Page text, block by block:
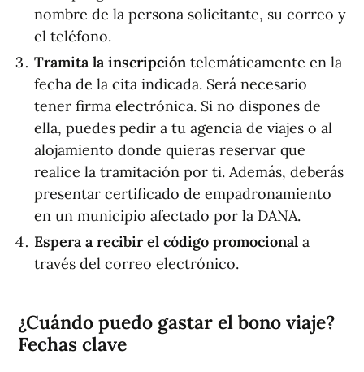
nombre de la persona solicitante, su correo y
el teléfono.
Tramita la inscripción telemáticamente en la
fecha de la cita indicada. Será necesario
tener firma electrónica. Si no dispones de
ella, puedes pedir a tu agencia de viajes o al
alojamiento donde quieras reservar que
realice la tramitación por ti. Además, deberás
presentar certificado de empadronamiento
en un municipio afectado por la DANA.
Espera a recibir el código promocional a
través del correo electrónico.
¿Cuándo puedo gastar el bono viaje?
Fechas clave